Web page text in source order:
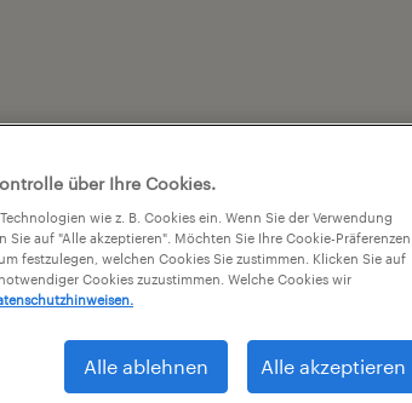
über Ihre Cookies.
wie z. B. Cookies ein. Wenn Sie der Verwendung
auf "Alle akzeptieren". Möchten Sie Ihre Cookie-Präferenzen
festzulegen, welchen Cookies Sie zustimmen. Klicken Sie auf
Cookies zuzustimmen. Welche Cookies wir
Alle ablehnen Alle akzeptieren